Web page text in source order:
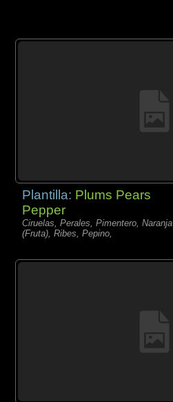
Plantilla: Plums Pears
Pepper
Ciruelas, Perales, Pimentero, Naranja
(Fruta), Ribes, Pepino,